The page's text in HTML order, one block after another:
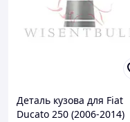
Деталь кузова для Fiat
Ducato 250 (2006-2014)